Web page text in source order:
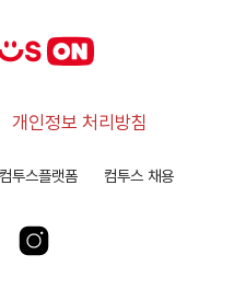
개인정보 처리방침
컴투스플랫폼 컴투스 채용